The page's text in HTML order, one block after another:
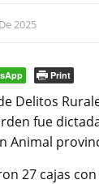
2025
Print
Delitos
fue
Animal
27 cajas